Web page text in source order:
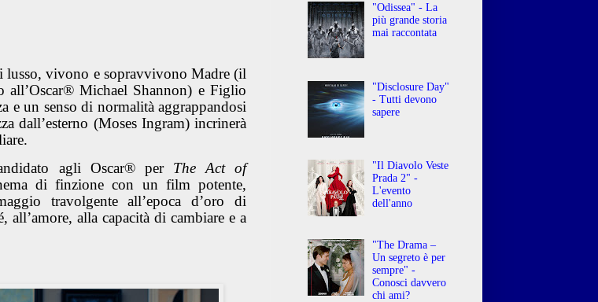
lusso, vivono e sopravvivono Madre (il
Michael Shannon) e Figlio
e un senso di normalità aggrappandosi
dall’esterno (Moses Ingram) incrinerà
agli Oscar® per The Act of
di finzione con un film potente,
travolgente all’epoca d’oro di
alla capacità di cambiare e a
"Odissea" - La
più grande storia
mai raccontata
"Disclosure Day"
- Tutti devono
sapere
"Il Diavolo Veste
Prada 2" -
L'evento
dell'anno
"The Drama –
Un segreto è per
sempre" -
Conosci davvero
chi ami?